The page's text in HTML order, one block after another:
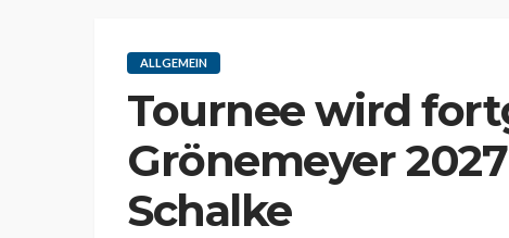
ALLGEMEIN
Tournee wird
Grönemeyer
Schalke